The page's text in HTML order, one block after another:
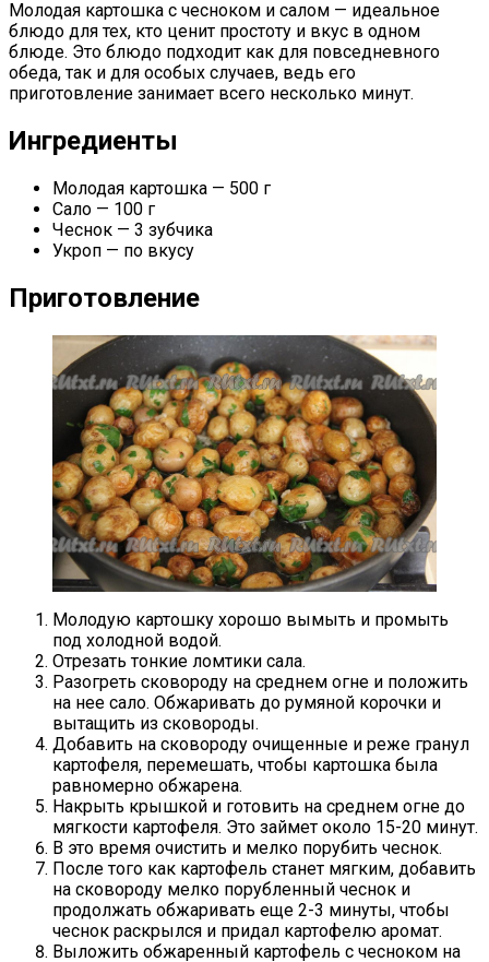
Молодая картошка с чесноком и салом — идеальное
блюдо для тех, кто ценит простоту и вкус в одном
блюде. Это блюдо подходит как для повседневного
обеда, так и для особых случаев, ведь его
приготовление занимает всего несколько минут.
Ингредиенты
Молодая картошка — 500 г
Сало — 100 г
Чеснок — 3 зубчика
Укроп — по вкусу
Приготовление
Молодую картошку хорошо вымыть и промыть
под холодной водой.
Отрезать тонкие ломтики сала.
Разогреть сковороду на среднем огне и положить
на нее сало. Обжаривать до румяной корочки и
вытащить из сковороды.
Добавить на сковороду очищенные и реже гранул
картофеля, перемешать, чтобы картошка была
равномерно обжарена.
Накрыть крышкой и готовить на среднем огне до
мягкости картофеля. Это займет около 15-20 минут.
В это время очистить и мелко порубить чеснок.
После того как картофель станет мягким, добавить
на сковороду мелко порубленный чеснок и
продолжать обжаривать еще 2-3 минуты, чтобы
чеснок раскрылся и придал картофелю аромат.
Выложить обжаренный картофель с чесноком на